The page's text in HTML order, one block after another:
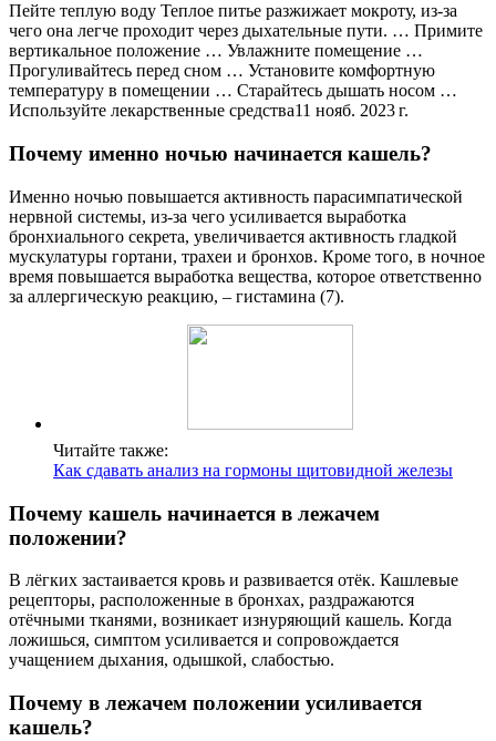
Пейте теплую воду Теплое питье разжижает мокроту, из-за
чего она легче проходит через дыхательные пути. … Примите
вертикальное положение … Увлажните помещение …
Прогуливайтесь перед сном … Установите комфортную
температуру в помещении … Старайтесь дышать носом …
Используйте лекарственные средства11 нояб. 2023 г.
Почему именно ночью начинается кашель?
Именно ночью повышается активность парасимпатической
нервной системы, из-за чего усиливается выработка
бронхиального секрета, увеличивается активность гладкой
мускулатуры гортани, трахеи и бронхов. Кроме того, в ночное
время повышается выработка вещества, которое ответственно
за аллергическую реакцию, – гистамина (7).
Читайте также:
Как сдавать анализ на гормоны щитовидной железы
Почему кашель начинается в лежачем
положении?
В лёгких застаивается кровь и развивается отёк. Кашлевые
рецепторы, расположенные в бронхах, раздражаются
отёчными тканями, возникает изнуряющий кашель. Когда
ложишься, симптом усиливается и сопровождается
учащением дыхания, одышкой, слабостью.
Почему в лежачем положении усиливается
кашель?